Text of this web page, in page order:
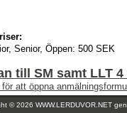
Senior, Öppen: 500 SEK
till SM samt LLT
att öppna
© 2026 WWW.LERDUVOR.NET